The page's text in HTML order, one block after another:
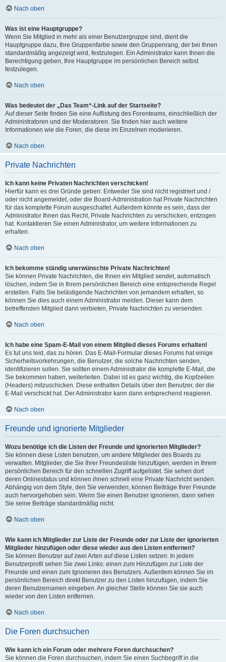
Nach oben
Was ist eine Hauptgruppe?
Wenn Sie Mitglied in mehr als einer Benutzergruppe sind, dient die
Hauptgruppe dazu, Ihre Gruppenfarbe sowie den Gruppenrang, der bei Ihnen
standardmäßig angezeigt wird, festzulegen. Ein Administrator kann Ihnen die
Berechtigung geben, Ihre Hauptgruppe im persönlichen Bereich selbst
festzulegen.
Nach oben
Was bedeutet der „Das Team“-Link auf der Startseite?
Auf dieser Seite finden Sie eine Auflistung des Forenteams, einschließlich der
Administratoren und der Moderatoren. Sie finden hier auch weitere
Informationen wie die Foren, die diese im Einzelnen moderieren.
Nach oben
Private Nachrichten
Ich kann keine Privaten Nachrichten verschicken!
Hierfür kann es drei Gründe geben: Entweder Sie sind nicht registriert und /
oder nicht angemeldet, oder die Board-Administration hat Private Nachrichten
für das komplette Forum ausgeschaltet. Außerdem könnte es sein, dass der
Administrator Ihnen das Recht, Private Nachrichten zu verschicken, entzogen
hat. Kontaktieren Sie einen Administrator, um weitere Informationen zu
erhalten.
Nach oben
Ich bekomme ständig unerwünschte Private Nachrichten!
Sie können Private Nachrichten, die Ihnen ein Mitglied sendet, automatisch
löschen, indem Sie in Ihrem persönlichen Bereich eine entsprechende Regel
erstellen. Falls Sie belästigende Nachrichten von jemandem erhalten, so
können Sie dies auch einem Administrator melden. Dieser kann dem
betreffenden Mitglied dann verbieten, Private Nachrichten zu versenden.
Nach oben
Ich habe eine Spam-E-Mail von einem Mitglied dieses Forums erhalten!
Es tut uns leid, das zu hören. Das E-Mail-Formular dieses Forums hat einige
Sicherheitsvorkehrungen, die Benutzer, die solche Nachrichten senden,
identifizieren sollen. Sie sollten einem Administrator die komplette E-Mail, die
Sie bekommen haben, weiterleiten. Dabei ist es ganz wichtig, die Kopfzeilen
(Headers) mitzuschicken. Diese enthalten Details über den Benutzer, der die
E-Mail verschickt hat. Der Administrator kann dann entsprechend reagieren.
Nach oben
Freunde und ignorierte Mitglieder
Wozu benötige ich die Listen der Freunde und ignorierten Mitglieder?
Sie können diese Listen benutzen, um andere Mitglieder des Boards zu
verwalten. Mitglieder, die Sie Ihrer Freundesliste hinzufügen, werden in Ihrem
persönlichen Bereich für den schnellen Zugriff aufgelistet. Sie sehen dort
deren Onlinestatus und können ihnen schnell eine Private Nachricht senden.
Abhängig von dem Style, den Sie verwenden, können Beiträge Ihrer Freunde
auch hervorgehoben sein. Wenn Sie einen Benutzer ignorieren, dann sehen
Sie seine Beiträge standardmäßig nicht.
Nach oben
Wie kann ich Mitglieder zur Liste der Freunde oder zur Liste der ignorierten
Mitglieder hinzufügen oder diese wieder aus den Listen entfernen?
Sie können Benutzer auf zwei Arten auf diese Listen setzen: In jedem
Benutzerprofil sehen Sie zwei Links: einen zum Hinzufügen zur Liste der
Freunde und einen zum Ignorieren des Benutzers. Außerdem können Sie im
persönlichen Bereich direkt Benutzer zu den Listen hinzufügen, indem Sie
deren Benutzernamen eingeben. An gleicher Stelle können Sie sie auch
wieder von den Listen entfernen.
Nach oben
Die Foren durchsuchen
Wie kann ich ein Forum oder mehrere Foren durchsuchen?
Sie können die Foren durchsuchen, indem Sie einen Suchbegriff in die